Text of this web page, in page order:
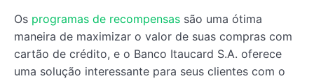
Os programas de recompensas são uma ótima
maneira de maximizar o valor de suas compras com
cartão de crédito, e o Banco Itaucard S.A. oferece
uma solução interessante para seus clientes com o